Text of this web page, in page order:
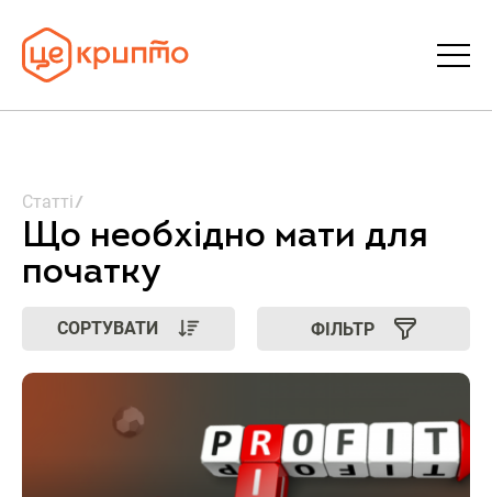
Увійти | Реєстрація
Статті
Що необхідно мати для
початку
СОРТУВАТИ ФІЛЬТР